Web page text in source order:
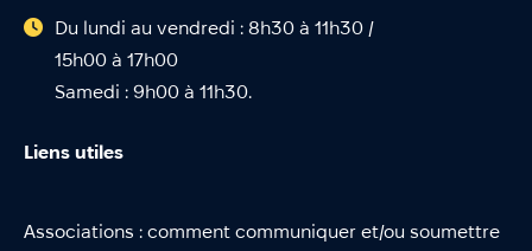
Du lundi au vendredi : 8h30 à 11h30 /
15h00 à 17h00
Samedi : 9h00 à 11h30.
Liens utiles
Associations : comment communiquer et/ou soumettre